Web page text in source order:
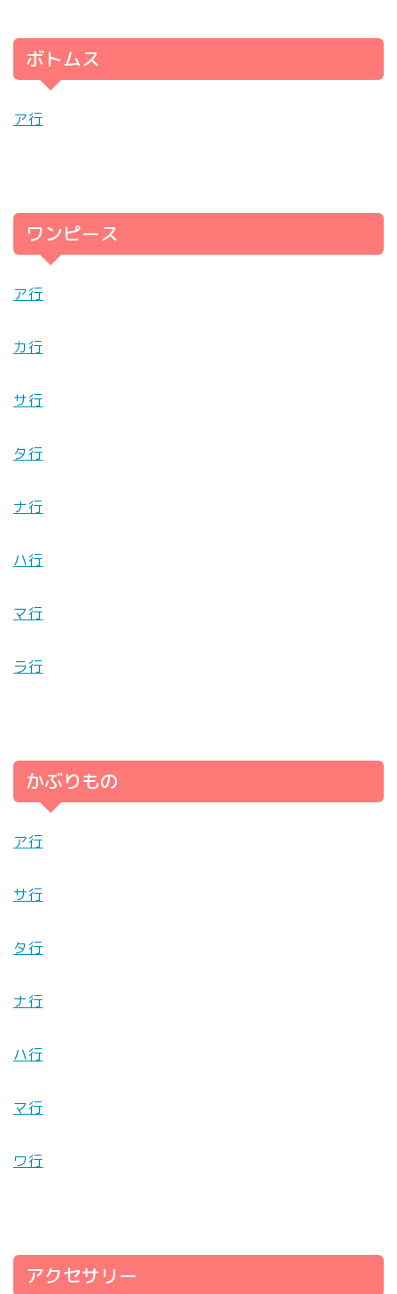
ボトムス
ア行
ワンピース
ア行
カ行
サ行
タ行
ナ行
ハ行
マ行
ラ行
かぶりもの
ア行
サ行
タ行
ナ行
ハ行
マ行
ワ行
アクセサリー